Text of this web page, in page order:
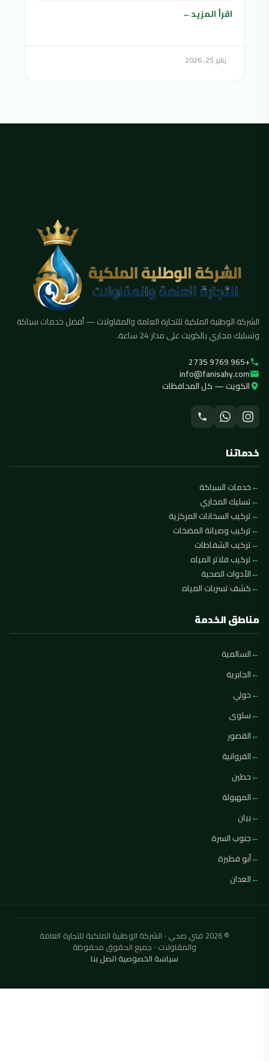
اقرأ المزيد
يناير 25, 2026
الشركة الوطنية الملكية للتجارة العامة والمقاولات — أفضل خدمات سباكة
وتسليك مجاري بالكويت على مدار 24 ساعة.
+965 9769 2735
info@fanisahy.com
الكويت — كل المحافظات
خدماتنا
خدمات السباكة
تسليك المجاري
تركيب السخانات المركزية
تركيب وصيانة المضخات
تركيب الشفاطات
تركيب فلاتر المياه
الأدوات الصحية
كشف تسربات المياه
مناطق الخدمة
السالمية
الجابرية
حولي
سلوى
القصور
الفروانية
حطين
المهبولة
بيان
جنوب السرة
أبو فطيرة
العدان
© 2026 فني صحي · الشركة الوطنية الملكية للتجارة العامة
والمقاولات · جميع الحقوق محفوظة
سياسة الخصوصية·اتصل بنا